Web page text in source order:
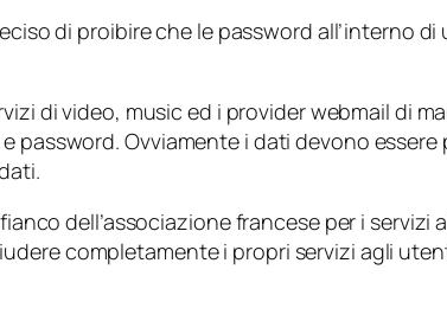
di proibire che le password all’interno
di video, music ed i provider webmail di
Ovviamente i dati devono
dell’associazione francese per i
completamente i propri servizi agli